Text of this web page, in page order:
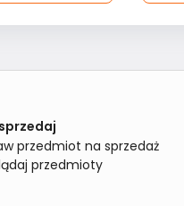
przedmiot na sprzedaż
przedmioty